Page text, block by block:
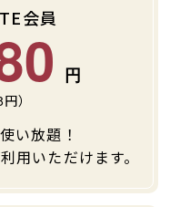
ョン料金
報・サービス
のお問い合わせ
く見る
ご案内
報・サービス
会員
円）
い放題！
用いただけます。